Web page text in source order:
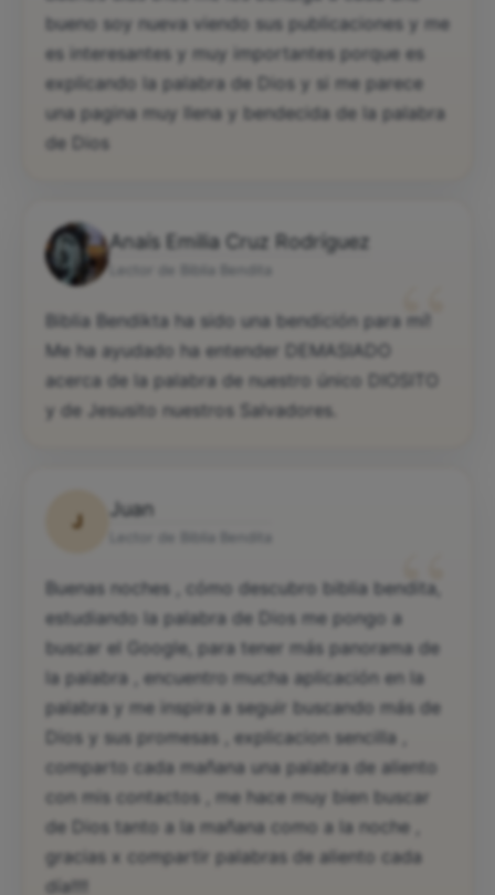
bueno soy nueva viendo sus publicaciones y me
es interesantes y muy importantes porque es
explicando la palabra de Dios y si me parece
una pagina muy llena y bendecida de la palabra
de Dios
Anaís Emilia Cruz Rodríguez
“
Biblia Bendikta ha sido una bendición para mí!
Me ha ayudado ha entender DEMASIADO
acerca de la palabra de nuestro único DIOSITO
y de Jesusito nuestros Salvadores.
J
Juan
“
Buenas noches , cómo descubro biblia bendita,
estudiando la palabra de Dios me pongo a
buscar el Google, para tener más panorama de
la palabra , encuentro mucha aplicación en la
palabra y me inspira a seguir buscando más de
Dios y sus promesas , explicacion sencilla ,
comparto cada mañana una palabra de aliento
con mis contactos , me hace muy bien buscar
de Dios tanto a la mañana como a la noche ,
gracias x compartir palabras de aliento cada
día!!!!